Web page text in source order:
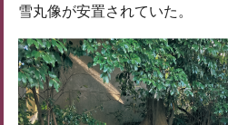
雪丸像が安置されていた。